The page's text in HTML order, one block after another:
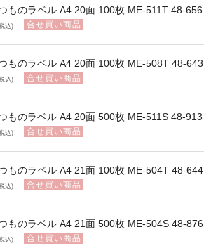
ものラベル A4 20面 100枚 ME-511T 48-656
込) 合せ買い商品
ものラベル A4 20面 100枚 ME-508T 48-643
込) 合せ買い商品
ものラベル A4 20面 500枚 ME-511S 48-913
込) 合せ買い商品
ものラベル A4 21面 100枚 ME-504T 48-644
込) 合せ買い商品
ものラベル A4 21面 500枚 ME-504S 48-876
込) 合せ買い商品